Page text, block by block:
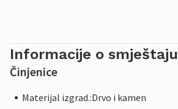
Informacije o smještaju
Činjenice
Materijal izgrad.:Drvo i kamen